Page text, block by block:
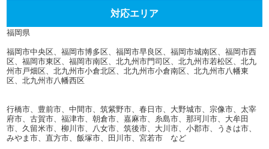
対応エリア
福岡県
福岡市中央区、福岡市博多区、福岡市早良区、福岡市城南区、福岡市西
区、福岡市東区、福岡市南区、北九州市門司区、北九州市若松区、北九
州市戸畑区、北九州市小倉北区、北九州市小倉南区、北九州市八幡東
区、北九州市八幡西区
行橋市、豊前市、中間市、筑紫野市、春日市、大野城市、宗像市、太宰
府市、古賀市、福津市、朝倉市、嘉麻市、糸島市、那珂川市、大牟田
市、久留米市、柳川市、八女市、筑後市、大川市、小郡市、うきは市、
みやま市、直方市、飯塚市、田川市、宮若市 など